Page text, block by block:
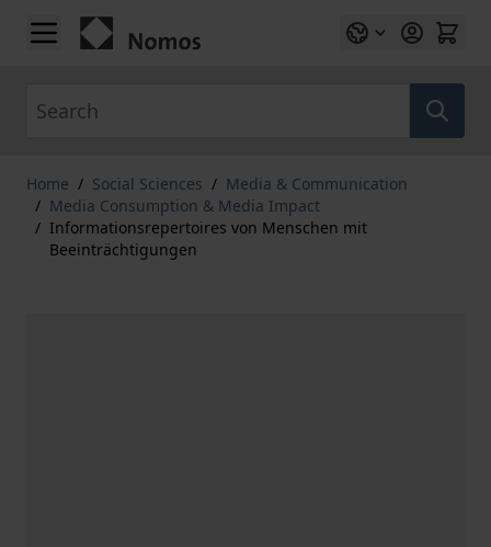
Skip to Content
Home / Social Sciences / Media & Communication
/ Media Consumption & Media Impact
/ Informationsrepertoires von Menschen mit
Beeinträchtigungen